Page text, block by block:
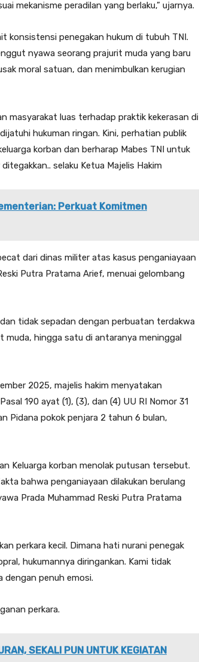
mekanisme peradilan yang berlaku,” ujarnya.
konsistensi penegakan hukum di tubuh TNI.
nyawa seorang prajurit muda yang baru
moral satuan, dan menimbulkan kerugian
masyarakat luas terhadap praktik kekerasan di
hukuman ringan. Kini, perhatian publik
korban dan berharap Mabes TNI untuk
selaku Ketua Majelis Hakim
Perkuat Komitmen
dari dinas militer atas kasus penganiayaan
Putra Pratama Arief, menuai gelombang
tidak sepadan dengan perbuatan terdakwa
muda, hingga satu di antaranya meninggal
2025, majelis hakim menyatakan
190 ayat (1), (3), dan (4) UU RI Nomor 31
Pidana pokok penjara 2 tahun 6 bulan,
Keluarga korban menolak putusan tersebut.
bahwa penganiayaan dilakukan berulang
Prada Muhammad Reski Putra Pratama
perkara kecil. Dimana hati nurani penegak
hukumannya diringankan. Kami tidak
dengan penuh emosi.
perkara.
SEKALI PUN UNTUK KEGIATAN